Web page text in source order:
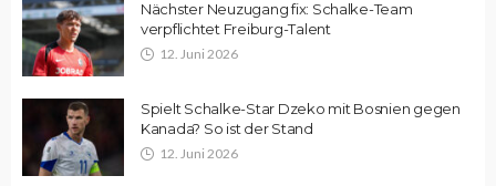
Nächster Neuzugang fix: Schalke-Team
verpflichtet Freiburg-Talent
12. Juni 2026
Spielt Schalke-Star Dzeko mit Bosnien gegen
Kanada? So ist der Stand
12. Juni 2026